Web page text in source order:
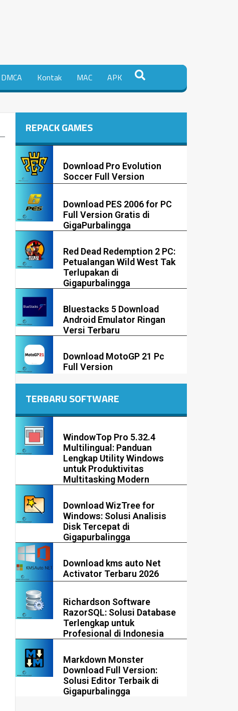
DMCA Kontak MAC APK
REPACK GAMES
Download Pro Evolution
Soccer Full Version
Download PES 2006 for PC
Full Version Gratis di
GigaPurbalingga
Red Dead Redemption 2 PC:
Petualangan Wild West Tak
Terlupakan di
Gigapurbalingga
Bluestacks 5 Download
Android Emulator Ringan
Versi Terbaru
Download MotoGP 21 Pc
Full Version
TERBARU SOFTWARE
WindowTop Pro 5.32.4
Multilingual: Panduan
Lengkap Utility Windows
untuk Produktivitas
Multitasking Modern
Download WizTree for
Windows: Solusi Analisis
Disk Tercepat di
Gigapurbalingga
Download kms auto Net
Activator Terbaru 2026
Richardson Software
RazorSQL: Solusi Database
Terlengkap untuk
Profesional di Indonesia
Markdown Monster
Download Full Version:
Solusi Editor Terbaik di
Gigapurbalingga